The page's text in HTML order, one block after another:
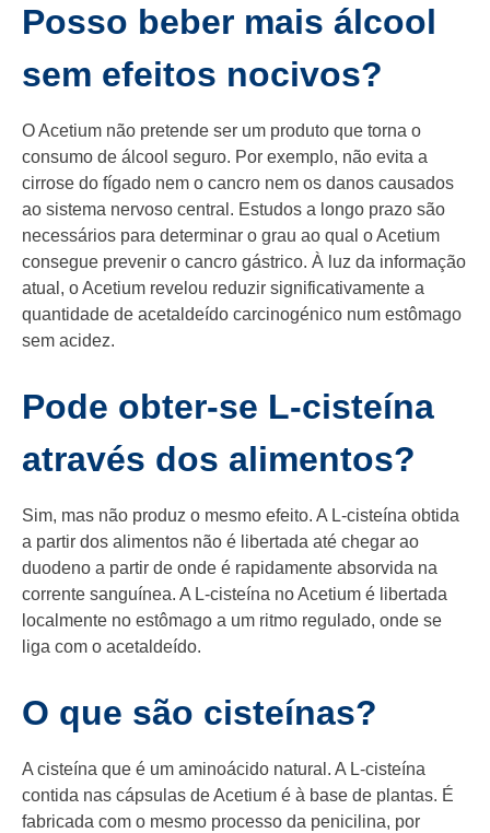
Posso beber mais álcool
sem efeitos nocivos?
O Acetium não pretende ser um produto que torna o
consumo de álcool seguro. Por exemplo, não evita a
cirrose do fígado nem o cancro nem os danos causados
ao sistema nervoso central. Estudos a longo prazo são
necessários para determinar o grau ao qual o Acetium
consegue prevenir o cancro gástrico. À luz da informação
atual, o Acetium revelou reduzir significativamente a
quantidade de acetaldeído carcinogénico num estômago
sem acidez.
Pode obter-se L-cisteína
através dos alimentos?
Sim, mas não produz o mesmo efeito. A L-cisteína obtida
a partir dos alimentos não é libertada até chegar ao
duodeno a partir de onde é rapidamente absorvida na
corrente sanguínea. A L-cisteína no Acetium é libertada
localmente no estômago a um ritmo regulado, onde se
liga com o acetaldeído.
O que são cisteínas?
A cisteína que é um aminoácido natural. A L-cisteína
contida nas cápsulas de Acetium é à base de plantas. É
fabricada com o mesmo processo da penicilina, por